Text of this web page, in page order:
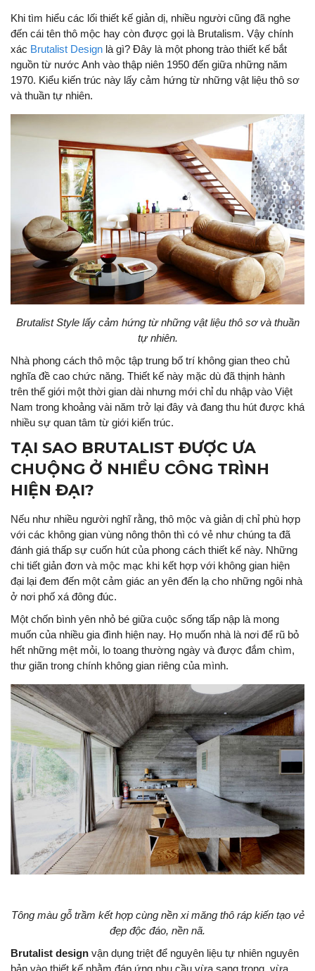
Khi tìm hiểu các lối thiết kế giản dị, nhiều người cũng đã nghe
đến cái tên thô mộc hay còn được gọi là Brutalism. Vậy chính
xác Brutalist Design là gì? Đây là một phong trào thiết kế bắt
nguồn từ nước Anh vào thập niên 1950 đến giữa những năm
1970. Kiểu kiến trúc này lấy cảm hứng từ những vật liệu thô sơ
và thuần tự nhiên.
Brutalist Style lấy cảm hứng từ những vật liệu thô sơ và thuần
tự nhiên.
Nhà phong cách thô mộc tập trung bố trí không gian theo chủ
nghĩa đề cao chức năng. Thiết kế này mặc dù đã thịnh hành
trên thế giới một thời gian dài nhưng mới chỉ du nhập vào Việt
Nam trong khoảng vài năm trở lại đây và đang thu hút được khá
nhiều sự quan tâm từ giới kiến trúc.
TẠI SAO BRUTALIST ĐƯỢC ƯA
CHUỘNG Ở NHIỀU CÔNG TRÌNH
HIỆN ĐẠI?
Nếu như nhiều người nghĩ rằng, thô mộc và giản dị chỉ phù hợp
với các không gian vùng nông thôn thì có vẻ như chúng ta đã
đánh giá thấp sự cuốn hút của phong cách thiết kế này. Những
chi tiết giản đơn và mộc mạc khi kết hợp với không gian hiện
đại lại đem đến một cảm giác an yên đến lạ cho những ngôi nhà
ở nơi phố xá đông đúc.
Một chốn bình yên nhỏ bé giữa cuộc sống tấp nập là mong
muốn của nhiều gia đình hiện nay. Họ muốn nhà là nơi để rũ bỏ
hết những mệt mỏi, lo toang thường ngày và được đắm chìm,
thư giãn trong chính không gian riêng của mình.
Tông màu gỗ trầm kết hợp cùng nền xi măng thô ráp kiến tạo vẻ
đẹp độc đáo, nền nã.
Brutalist design vận dụng triệt để nguyên liệu tự nhiên nguyên
bản vào thiết kế nhằm đáp ứng nhu cầu vừa sang trọng, vừa